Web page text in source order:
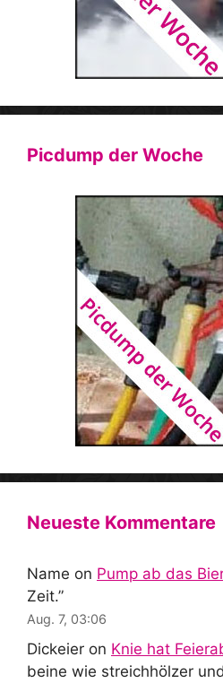
Picdump der Woche
Neueste Kommentare
Name on Pump ab das
Zeit.”
Aug. 7, 03:06
Dickeier on Knie hat
beine wie streichhölzer